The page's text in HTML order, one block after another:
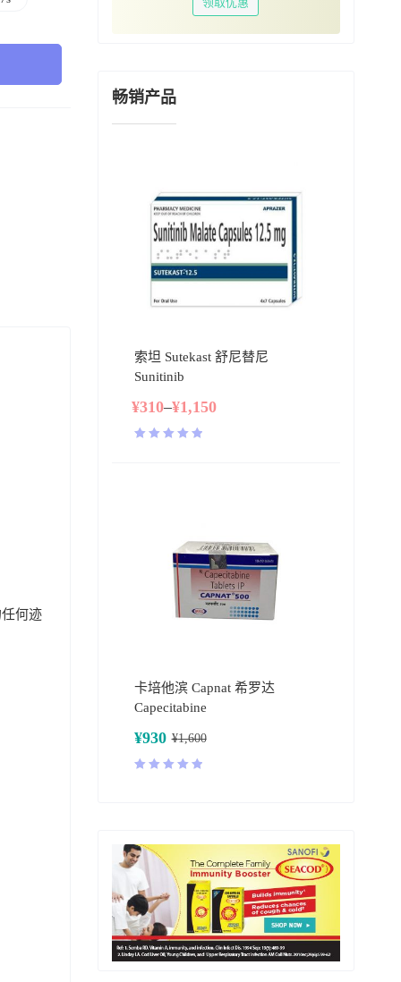
何迹
畅销产品
索坦 Sutekast 舒尼替尼
Sunitinib
¥310–¥1,150
卡培他滨 Capnat 希罗达
Capecitabine
¥1,600
¥930